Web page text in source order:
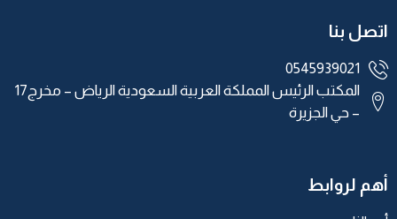
اتصل بنا
0545939021
المكتب الرئيس المملكة العربية السعودية الرياض – مخرج17
– حي الجزيرة
أهم لروابط